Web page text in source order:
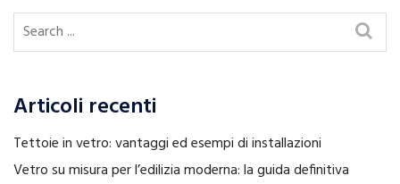
Articoli recenti
Tettoie in vetro: vantaggi ed esempi di installazioni
Vetro su misura per l’edilizia moderna: la guida definitiva